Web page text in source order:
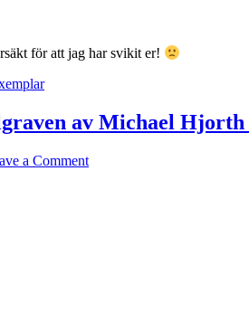
för att jag har svikit er!
av Michael Hjorth
a Comment